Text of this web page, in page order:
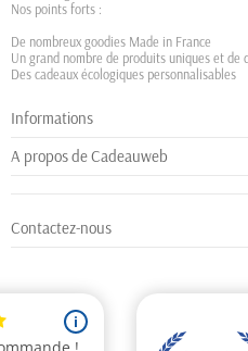
Nos points forts :
De nombreux goodies Made in France
Un grand nombre de produits uniques et de
Des cadeaux écologiques personnalisables
Informations
A propos de Cadeauweb
Contactez-nous